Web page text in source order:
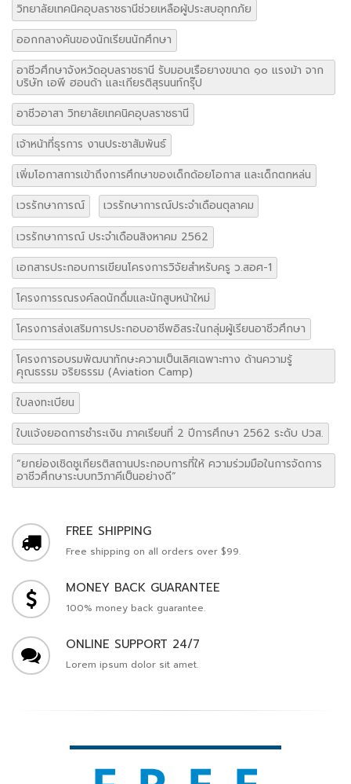
วิทยาลัยเทคนิคอุบลราชธานีช่วยเหลือผู้ประสบอุทกภัย
ออกกลางคันของนักเรียนนักศึกษา
อาชีวศึกษาจังหวัดอุบลราชธานี รับมอบเรือยางขนาด ๑๐ แรงม้า จาก
บริษัท เอพี ฮอนด้า และเกียรติสุรนนท์กรุ๊ป
อาชีวอาสา วิทยาลัยเทคนิคอุบลราชธานี
เจ้าหน้าที่ธุรการ งานประชาสัมพันธ์
เพิ่มโอกาสการเข้าถึงการศึกษาของเด็กด้อยโอกาส และเด็กตกหล่น
เวรรักษาการณ์
เวรรักษาการณ์ประจำเดือนตุลาคม
เวรรักษาการณ์ ประจำเดือนสิงหาคม 2562
เอกสารประกอบการเขียนโครงการวิจัยสำหรับครู ว.สอศ-1
โครงการรณรงค์ลดนักดื่มและนักสูบหน้าใหม่
โครงการส่งเสริมการประกอบอาชีพอิสระในกลุ่มผู้เรียนอาชีวศึกษา
โครงการอบรมพัฒนาทักษะความเป็นเลิศเฉพาะทาง ด้านความรู้
คุณธรรม จริยธรรม (Aviation Camp)
ใบลงทะเบียน
ใบแจ้งยอดการชำระเงิน ภาคเรียนที่ 2 ปีการศึกษา 2562 ระดับ ปวส.
“ยกย่องเชิดชูเกียรติสถานประกอบการที่ให้ ความร่วมมือในการจัดการ
อาชีวศึกษาระบบทวิภาคีเป็นอย่างดี”
FREE SHIPPING
Free shipping on all orders over $99.
MONEY BACK GUARANTEE
100% money back guarantee.
ONLINE SUPPORT 24/7
Lorem ipsum dolor sit amet.